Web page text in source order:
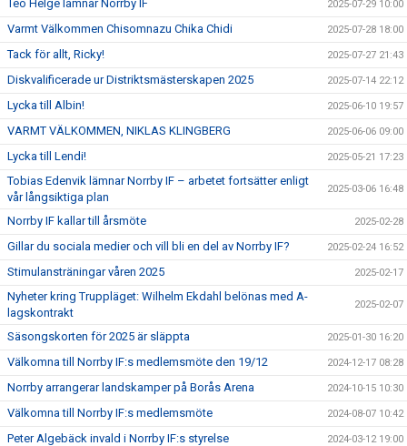
Teo Helge lämnar Norrby IF 2025-07-29 10:00
Varmt Välkommen Chisomnazu Chika Chidi 2025-07-28 18:00
Tack för allt, Ricky! 2025-07-27 21:43
Diskvalificerade ur Distriktsmästerskapen 2025 2025-07-14 22:12
Lycka till Albin! 2025-06-10 19:57
VARMT VÄLKOMMEN, NIKLAS KLINGBERG 2025-06-06 09:00
Lycka till Lendi! 2025-05-21 17:23
Tobias Edenvik lämnar Norrby IF – arbetet fortsätter enligt
vår långsiktiga plan
2025-03-06 16:48
Norrby IF kallar till årsmöte 2025-02-28
Gillar du sociala medier och vill bli en del av Norrby IF? 2025-02-24 16:52
Stimulansträningar våren 2025 2025-02-17
Nyheter kring Truppläget: Wilhelm Ekdahl belönas med A-
lagskontrakt
2025-02-07
Säsongskorten för 2025 är släppta 2025-01-30 16:20
Välkomna till Norrby IF:s medlemsmöte den 19/12 2024-12-17 08:28
Norrby arrangerar landskamper på Borås Arena 2024-10-15 10:30
Välkomna till Norrby IF:s medlemsmöte 2024-08-07 10:42
Peter Algebäck invald i Norrby IF:s styrelse 2024-03-12 19:00